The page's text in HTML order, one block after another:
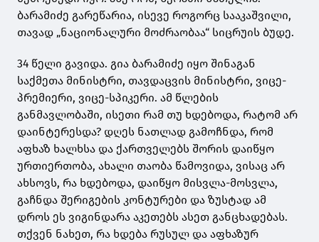
ბარამიძე გარეწარია, ისევე როგორც სააკაშვილი,
თავად „ნაციონალური მოძრაობაა“ სიცრუის ბუდე.
34 წელი გავიდა. გია ბარამიძე იყო შინაგან
საქმეთა მინისტრი, თავდაცვის მინისტრი, ვიცე-
პრემიერი, ვიცე-სპიკერი. ამ წლების
განმავლობაში, ისეთი რამ თუ ხდებოდა, რატომ არ
დაინტერესდა? დღეს ნათლად გამოჩნდა, რომ
აფხაზ ხალხსა და ქართველებს შორის დაიწყო
ურთიერთობა, ახალი თაობა წამოვიდა, ვისაც არ
ახსოვს, რა ხდებოდა, დაიწყო მისვლა-მოსვლა,
გაჩნდა შერიგების კონტურები და ზუსტად ამ
დროს ეს ვიგინდარა აკეთებს ასეთ განცხადებას.
თქვენ ნახეთ, რა ხდება რუსულ და აფხაზურ